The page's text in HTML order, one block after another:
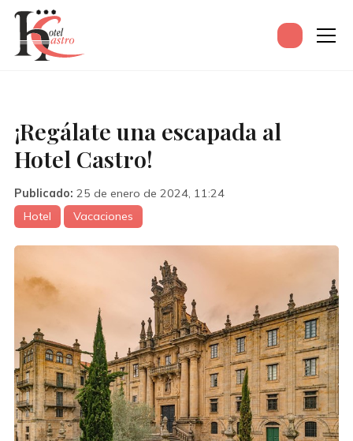
¡Regálate una escapada al
Hotel Castro!
Publicado: 25 de enero de 2024, 11:24
Hotel
Vacaciones